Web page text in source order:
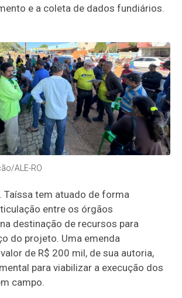
e a coleta de dados fundiários.
ALE-RO
Taíssa tem atuado de forma
entre os órgãos
destinação de recursos para
do projeto. Uma emenda
de R$ 200 mil, de sua autoria,
para viabilizar a execução dos
campo.